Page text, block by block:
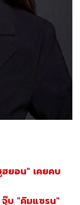
ยอน" เคยคบ
บ "คิมแซรน"